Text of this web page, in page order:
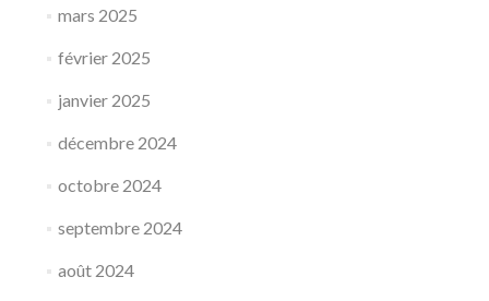
mars 2025
février 2025
janvier 2025
décembre 2024
octobre 2024
septembre 2024
août 2024